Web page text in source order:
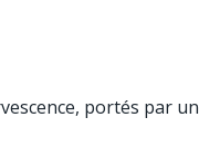
portés par